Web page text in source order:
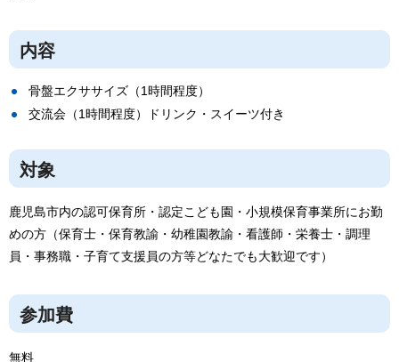
内容
骨盤エクササイズ（1時間程度）
交流会（1時間程度）ドリンク・スイーツ付き
対象
鹿児島市内の認可保育所・認定こども園・小規模保育事業所にお勤
めの方（保育士・保育教諭・幼稚園教諭・看護師・栄養士・調理
員・事務職・子育て支援員の方等どなたでも大歓迎です）
参加費
無料